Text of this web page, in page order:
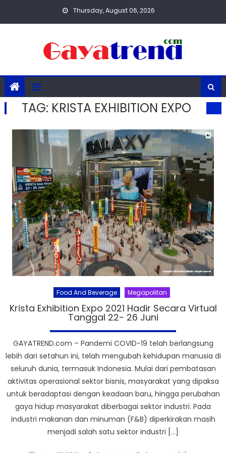
Thursday, August 06, 2026
TAG: KRISTA EXHIBITION EXPO
Food And Beverage Megapolitan
Krista Exhibition Expo 2021 Hadir Secara Virtual
Tanggal 22- 26 Juni
GAYATREND.com – Pandemi COVID-19 telah berlangsung
lebih dari setahun ini, telah mengubah kehidupan manusia di
seluruh dunia, termasuk Indonesia. Mulai dari pembatasan
aktivitas operasional sektor bisnis, masyarakat yang dipaksa
untuk beradaptasi dengan keadaan baru, hingga perubahan
gaya hidup masyarakat diberbagai sektor industri. Pada
industri makanan dan minuman (F&B) diperkirakan masih
menjadi salah satu sektor industri […]